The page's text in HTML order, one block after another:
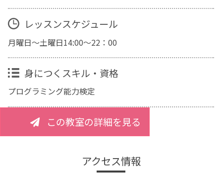
レッスンスケジュール
月曜日～土曜日14:00～22：00
身につくスキル・資格
プログラミング能力検定
この教室の詳細を見る
アクセス情報